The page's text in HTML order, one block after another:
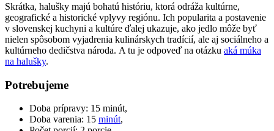
Skrátka, halušky majú bohatú históriu, ktorá odráža kultúrne,
geografické a historické vplyvy regiónu. Ich popularita a postavenie
v slovenskej kuchyni a kultúre ďalej ukazuje, ako jedlo môže byť
nielen spôsobom vyjadrenia kulinárskych tradícií, ale aj sociálneho a
kultúrneho dedičstva národa. A tu je odpoveď na otázku aká múka
na halušky.
Potrebujeme
Doba prípravy: 15 minút,
Doba varenia: 15 minút,